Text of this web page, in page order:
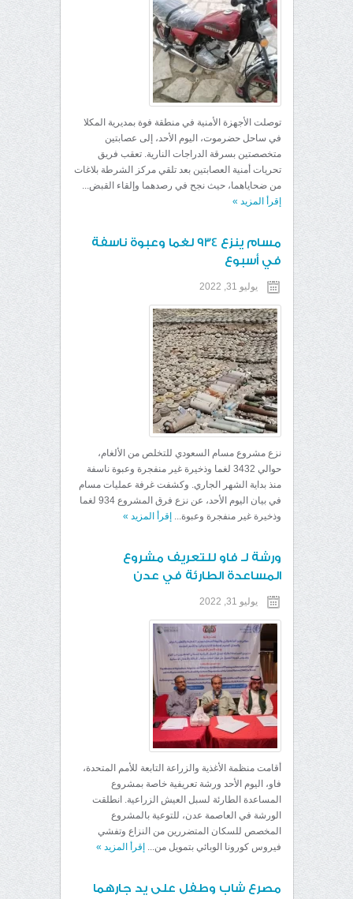
توصلت الأجهزة الأمنية في منطقة فوة بمديرية المكلا
في ساحل حضرموت، اليوم الأحد، إلى عصابتين
متخصصتين بسرقة الدراجات النارية. تعقب فريق
تحريات أمنية العصابتين بعد تلقي مركز الشرطة بلاغات
من ضحاياهما، حيث نجح في رصدهما وإلقاء القبض...
إقرأ المزيد »
مسام ينزع 934 لغما وعبوة ناسفة
في أسبوع
يوليو 31, 2022
نزع مشروع مسام السعودي للتخلص من الألغام،
حوالي 3432 لغما وذخيرة غير منفجرة وعبوة ناسفة
منذ بداية الشهر الجاري. وكشفت غرفة عمليات مسام
في بيان اليوم الأحد، عن نزع فرق المشروع 934 لغما
وذخيرة غير منفجرة وعبوة... إقرأ المزيد »
ورشة لـ فاو للتعريف مشروع
المساعدة الطارئة في عدن
يوليو 31, 2022
أقامت منظمة الأغذية والزراعة التابعة للأمم المتحدة،
فاو، اليوم الأحد ورشة تعريفية خاصة بمشروع
المساعدة الطارئة لسبل العيش الزراعية. انطلقت
الورشة في العاصمة عدن، للتوعية بالمشروع
المخصص للسكان المتضررين من النزاع وتفشي
فيروس كورونا الوبائي بتمويل من... إقرأ المزيد »
مصرع شاب وطفل على يد جارهما